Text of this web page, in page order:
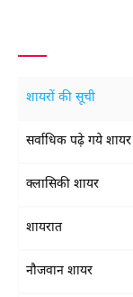
शायरों की सूची
सर्वाधिक पढ़े गये शायर
क्लासिकी शायर
शायरात
नौजवान शायर